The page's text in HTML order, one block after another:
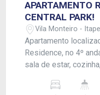
APARTAMENTO
CENTRAL PARK!
Vila Monteiro -
Apartamento
Residence, no 4º
sala de estar,
Acabamento: laje e piso frio. O